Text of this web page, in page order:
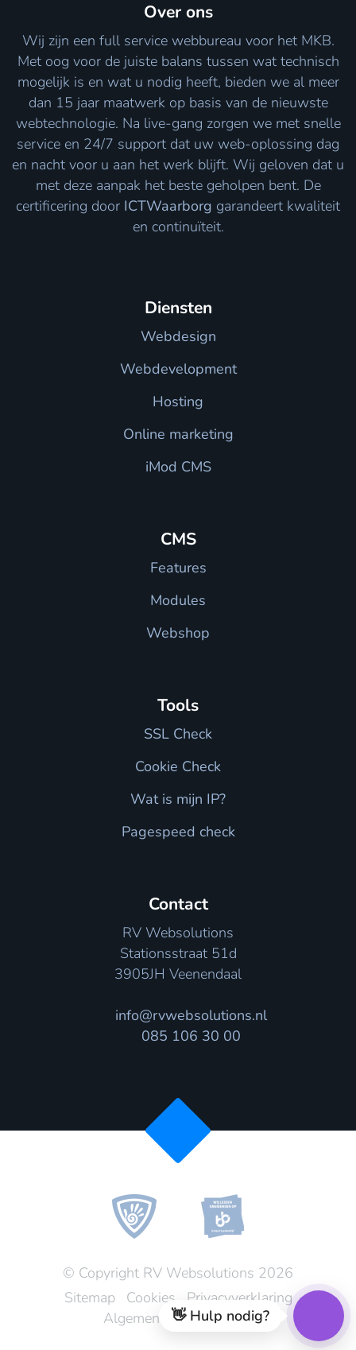
Over ons
Wij zijn een full service webbureau voor het MKB.
Met oog voor de juiste balans tussen wat technisch
mogelijk is en wat u nodig heeft, bieden we al meer
dan 15 jaar maatwerk op basis van de nieuwste
webtechnologie. Na live-gang zorgen we met snelle
service en 24/7 support dat uw web-oplossing dag
en nacht voor u aan het werk blijft. Wij geloven dat u
met deze aanpak het beste geholpen bent. De
certificering door ICTWaarborg garandeert kwaliteit
en continuïteit.
Diensten
Webdesign
Webdevelopment
Hosting
Online marketing
iMod CMS
CMS
Features
Modules
Webshop
Tools
SSL Check
Cookie Check
Wat is mijn IP?
Pagespeed check
Contact
RV Websolutions
Stationsstraat 51d
3905JH Veenendaal
info@rvwebsolutions.nl
085 106 30 00
© Copyright RV Websolutions 2026
Sitemap
Cookies
Privacyverklaring
Algemene voorwaarden
👋 Hulp nodig?